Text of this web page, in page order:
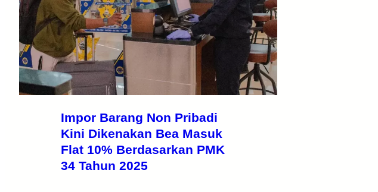
Impor Barang Non Pribadi
Kini Dikenakan Bea Masuk
Flat 10% Berdasarkan PMK
34 Tahun 2025